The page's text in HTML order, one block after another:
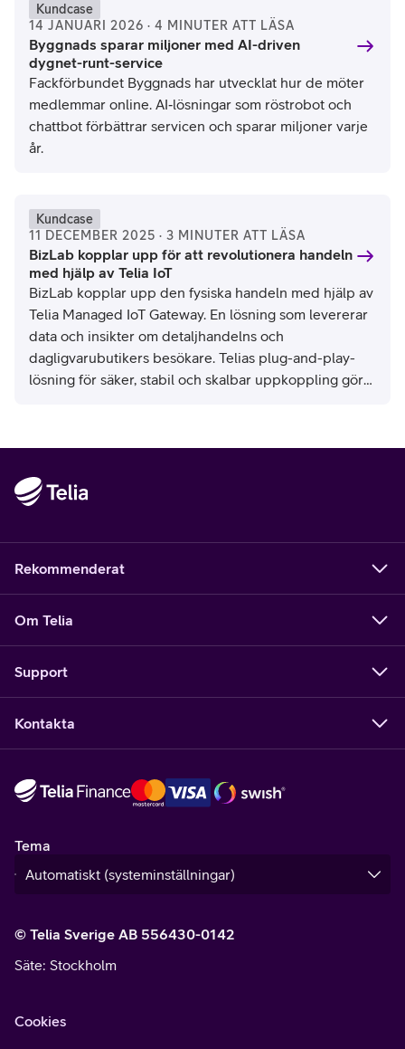
Kundcase
14 JANUARI 2026 · 4 MINUTER ATT LÄSA
Byggnads sparar miljoner med AI-driven
dygnet-runt-service
Fackförbundet Byggnads har utvecklat hur de möter
medlemmar online. AI‑lösningar som röstrobot och
chattbot förbättrar servicen och sparar miljoner varje
år.
Kundcase
11 DECEMBER 2025 · 3 MINUTER ATT LÄSA
BizLab kopplar upp för att revolutionera handeln
med hjälp av Telia IoT
BizLab kopplar upp den fysiska handeln med hjälp av
Telia Managed IoT Gateway. En lösning som levererar
data och insikter om detaljhandelns och
dagligvarubutikers besökare. Telias plug-and-play-
lösning för säker, stabil och skalbar uppkoppling gör
Rekommenderat
Om Telia
Support
Kontakta
Tema
© Telia Sverige AB 556430-0142
Säte: Stockholm
Cookies